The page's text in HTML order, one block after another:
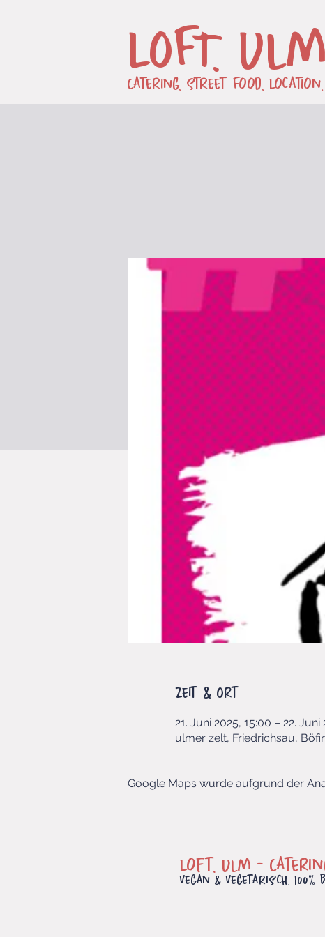
LOFT. Ulm
Catering. Street Food. Location.
Zeit & Ort
21. Juni 2025, 15:00 – 22.
ulmer zelt, Friedrichsau,
Google Maps wurde aufgrund der
Loft. Ulm -
vegan & vegetarisch.